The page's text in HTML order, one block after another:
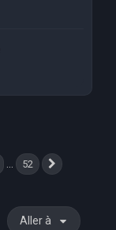
52
Aller à